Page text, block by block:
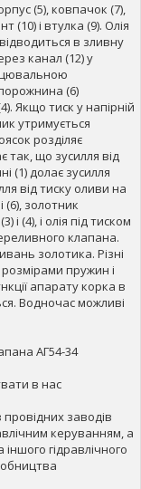
(5), ковпачок (7),
(10) і втулка (9). Олія
відводиться в зливну
канал (12) у
(6)
Якщо тиск у напірній
утримується
розділяє
так, що зусилля від
(1) долає зусилля
від тиску оливи на
золотник
(4), і олія під тиском
клапана.
золотика. Різні
пружин і
апарату корка в
Водночас можливі
АГ54-34
в нас
заводів
керуванням, а
іншого гідравлічного